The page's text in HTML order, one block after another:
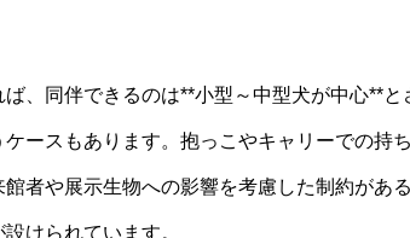
、同伴できるのは**小型～中型犬が中心**と
ースもあります。抱っこやキャリーでの持
者や展示生物への影響を考慮した制約があ
けられています。